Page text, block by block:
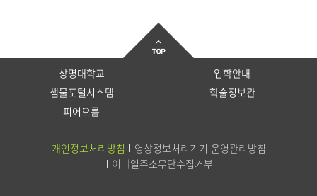
상명대학교
입학안내
샘물포털시스템
학술정보관
피어오름
개인정보처리방침
영상정보처리기기 운영관리방침
이메일주소무단수집거부